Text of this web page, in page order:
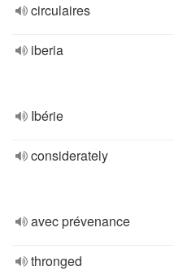
circulaires
iberia
Ibérie
considerately
avec prévenance
thronged